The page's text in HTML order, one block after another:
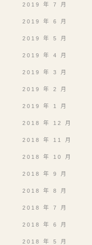
2019 年 7 月
2019 年 6 月
2019 年 5 月
2019 年 4 月
2019 年 3 月
2019 年 2 月
2019 年 1 月
2018 年 12 月
2018 年 11 月
2018 年 10 月
2018 年 9 月
2018 年 8 月
2018 年 7 月
2018 年 6 月
2018 年 5 月